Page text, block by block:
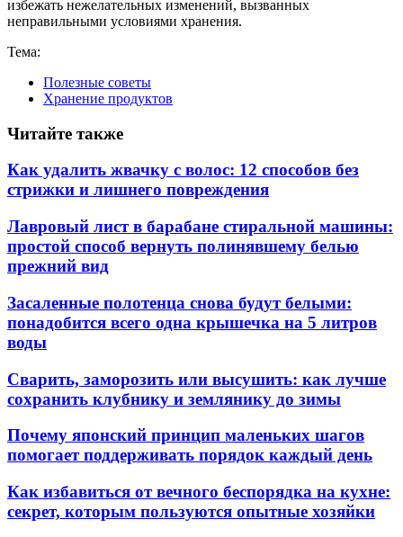
избежать нежелательных изменений, вызванных
неправильными условиями хранения.
Тема:
Полезные советы
Хранение продуктов
Читайте также
Как удалить жвачку с волос: 12 способов без
стрижки и лишнего повреждения
Лавровый лист в барабане стиральной машины:
простой способ вернуть полинявшему белью
прежний вид
Засаленные полотенца снова будут белыми:
понадобится всего одна крышечка на 5 литров
воды
Сварить, заморозить или высушить: как лучше
сохранить клубнику и землянику до зимы
Почему японский принцип маленьких шагов
помогает поддерживать порядок каждый день
Как избавиться от вечного беспорядка на кухне:
секрет, которым пользуются опытные хозяйки